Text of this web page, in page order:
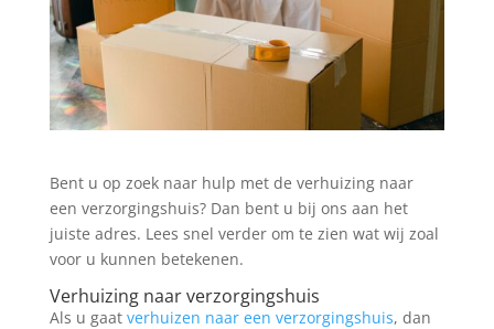
Bent u op zoek naar hulp met de verhuizing naar
een verzorgingshuis? Dan bent u bij ons aan het
juiste adres. Lees snel verder om te zien wat wij zoal
voor u kunnen betekenen.
Verhuizing naar verzorgingshuis
Als u gaat verhuizen naar een verzorgingshuis, dan